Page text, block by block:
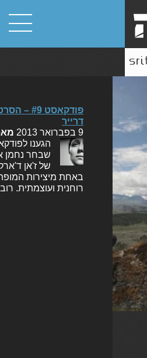
דרייר
9 בפברואר 2013
הגענו
שבחר נחמן
של ז'אן
באחת מיצירות
רוחנית ועוצמתית.